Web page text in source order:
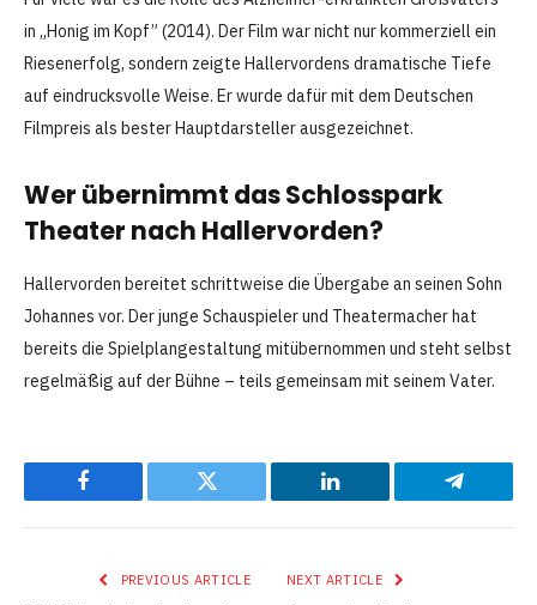
in „Honig im Kopf” (2014). Der Film war nicht nur kommerziell ein
Riesenerfolg, sondern zeigte Hallervordens dramatische Tiefe
auf eindrucksvolle Weise. Er wurde dafür mit dem Deutschen
Filmpreis als bester Hauptdarsteller ausgezeichnet.
Wer übernimmt das Schlosspark
Theater nach Hallervorden?
Hallervorden bereitet schrittweise die Übergabe an seinen Sohn
Johannes vor. Der junge Schauspieler und Theatermacher hat
bereits die Spielplangestaltung mitübernommen und steht selbst
regelmäßig auf der Bühne – teils gemeinsam mit seinem Vater.
Facebook Twitter LinkedIn Telegram
PREVIOUS ARTICLE NEXT ARTICLE